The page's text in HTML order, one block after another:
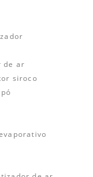
de ar
siroco